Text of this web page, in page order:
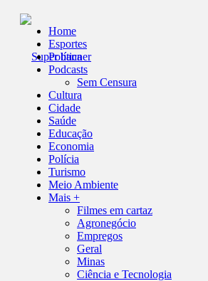
Home
Esportes
Política
Podcasts
Sem Censura
Cultura
Cidade
Saúde
Educação
Economia
Polícia
Turismo
Meio Ambiente
Mais +
Filmes em cartaz
Agronegócio
Empregos
Geral
Minas
Ciência e Tecnologia